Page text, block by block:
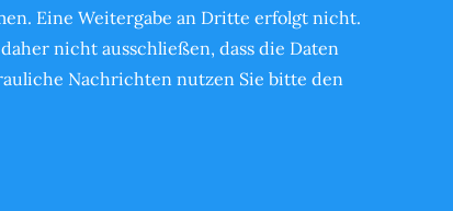
Eine Weitergabe an Dritte erfolgt nicht.
nicht ausschließen, dass die Daten
Nachrichten nutzen Sie bitte den